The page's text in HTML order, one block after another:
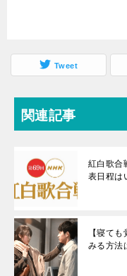
Tweet
関連記事
紅白歌合
表日程は
【寝て
みる方法